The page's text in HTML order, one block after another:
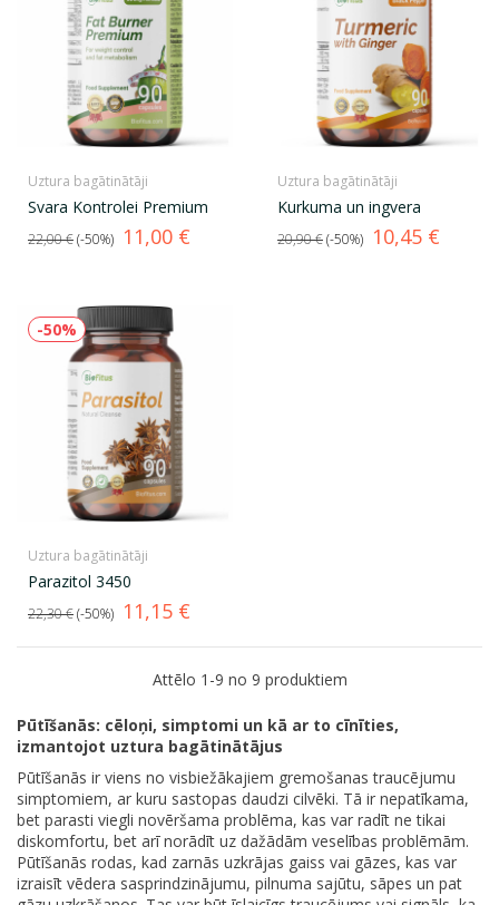
Uztura bagātinātāji
Svara Kontrolei Premium
Standarta
cena
22,00 € -50% Cena
11,00 €
Uztura bagātinātāji
Kurkuma un ingvera
Standarta
cena
20,90 € -50% Cena
10,45 €
-50%
Uztura bagātinātāji
Parazitol 3450
Standarta
cena
22,30 € -50% Cena
11,15 €
Attēlo 1-9 no 9 produktiem
Pūtīšanās: cēloņi, simptomi un kā ar to cīnīties,
izmantojot uztura bagātinātājus
Pūtīšanās ir viens no visbiežākajiem gremošanas traucējumu
simptomiem, ar kuru sastopas daudzi cilvēki. Tā ir nepatīkama,
bet parasti viegli novēršama problēma, kas var radīt ne tikai
diskomfortu, bet arī norādīt uz dažādām veselības problēmām.
Pūtīšanās rodas, kad zarnās uzkrājas gaiss vai gāzes, kas var
izraisīt vēdera sasprindzinājumu, pilnuma sajūtu, sāpes un pat